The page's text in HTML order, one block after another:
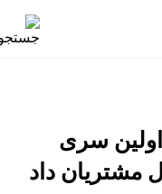
سری
مشتریان داد